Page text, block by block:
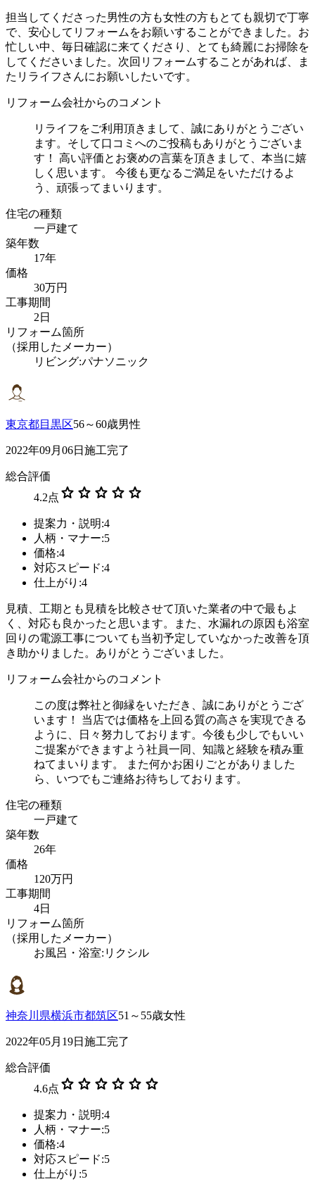
担当してくださった男性の方も女性の方もとても親切で丁寧
で、安心してリフォームをお願いすることができました。お
忙しい中、毎日確認に来てくださり、とても綺麗にお掃除を
してくださいました。次回リフォームすることがあれば、ま
たリライフさんにお願いしたいです。
リフォーム会社からのコメント
リライフをご利用頂きまして、誠にありがとうござい
ます。そして口コミへのご投稿もありがとうございま
す！ 高い評価とお褒めの言葉を頂きまして、本当に嬉
しく思います。 今後も更なるご満足をいただけるよ
う、頑張ってまいります。
住宅の種類
一戸建て
築年数
17年
価格
30万円
工事期間
2日
リフォーム箇所
（採用したメーカー）
リビング:パナソニック
東京都目黒区56～60歳男性
2022年09月06日施工完了
総合評価
4.2点 star star star star star
提案力・説明:4
人柄・マナー:5
価格:4
対応スピード:4
仕上がり:4
見積、工期とも見積を比較させて頂いた業者の中で最もよ
く、対応も良かったと思います。また、水漏れの原因も浴室
回りの電源工事についても当初予定していなかった改善を頂
き助かりました。ありがとうございました。
リフォーム会社からのコメント
この度は弊社と御縁をいただき、誠にありがとうござ
います！ 当店では価格を上回る質の高さを実現できる
ように、日々努力しております。今後も少しでもいい
ご提案ができますよう社員一同、知識と経験を積み重
ねてまいります。 また何かお困りごとがありました
ら、いつでもご連絡お待ちしております。
住宅の種類
一戸建て
築年数
26年
価格
120万円
工事期間
4日
リフォーム箇所
（採用したメーカー）
お風呂・浴室:リクシル
神奈川県横浜市都筑区51～55歳女性
2022年05月19日施工完了
総合評価
4.6点 star star star star star star
提案力・説明:4
人柄・マナー:5
価格:4
対応スピード:5
仕上がり:5